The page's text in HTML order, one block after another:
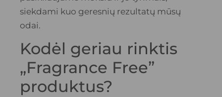
siekdami kuo geresnių rezultatų mūsų
odai.
Kodėl geriau rinktis
„Fragrance Free”
produktus?